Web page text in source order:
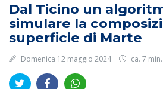
Dal Ticino un
simulare la
superficie di Marte
Domenica 12 maggio 2024 ca. 7